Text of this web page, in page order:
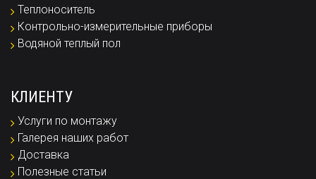
Теплоноситель
Контрольно-измерительные приборы
Водяной теплый пол
КЛИЕНТУ
Услуги по монтажу
Галерея наших работ
Доставка
Полезные статьи